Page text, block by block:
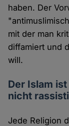
haben. Der
mit der man
diffamiert und
will.
Der Islam
nicht
Jede Religion